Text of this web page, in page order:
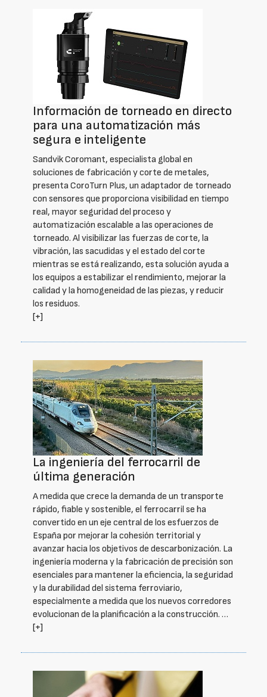
Información de torneado en directo
para una automatización más
segura e inteligente
Sandvik Coromant, especialista global en
soluciones de fabricación y corte de metales,
presenta CoroTurn Plus, un adaptador de torneado
con sensores que proporciona visibilidad en tiempo
real, mayor seguridad del proceso y
automatización escalable a las operaciones de
torneado. Al visibilizar las fuerzas de corte, la
vibración, las sacudidas y el estado del corte
mientras se está realizando, esta solución ayuda a
los equipos a estabilizar el rendimiento, mejorar la
calidad y la homogeneidad de las piezas, y reducir
los residuos.
[+]
La ingeniería del ferrocarril de
última generación
A medida que crece la demanda de un transporte
rápido, fiable y sostenible, el ferrocarril se ha
convertido en un eje central de los esfuerzos de
España por mejorar la cohesión territorial y
avanzar hacia los objetivos de descarbonización. La
ingeniería moderna y la fabricación de precisión son
esenciales para mantener la eficiencia, la seguridad
y la durabilidad del sistema ferroviario,
especialmente a medida que los nuevos corredores
evolucionan de la planificación a la construcción. …
[+]